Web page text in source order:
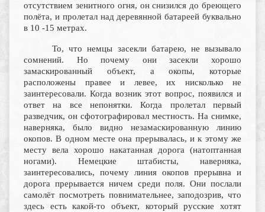
отсутствием зенитного огня, он снизился до бреющего
полёта, и пролетал над деревянной батареей буквально
в 10 -15 метрах.
То, что немцы засекли батарею, не вызывало
сомнений. Но почему они засекли хорошо
замаскированный объект, а окопы, которые
расположены правее и левее, их нисколько не
заинтересовали. Когда возник этот вопрос, появился и
ответ на все непонятки. Когда пролетал первый
разведчик, он сфотографировал местность. На снимке,
наверняка, было видно незамаскированную линию
окопов. В одном месте она прерывалась, и к этому же
месту вела хорошо накатанная дорога (натоптанная
ногами). Немецкие штабисты, наверняка,
заинтересовались, почему линия окопов прерывна и
дорога прерывается ничем среди поля. Они послали
самолёт посмотреть повнимательнее, заподозрив, что
здесь есть какой-то объект, который русские хотят